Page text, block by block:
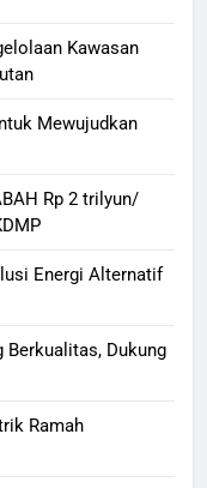
Kawasan
Mewujudkan
Rp 2 trilyun/
Energi Alternatif
Berkualitas, Dukung
Ramah